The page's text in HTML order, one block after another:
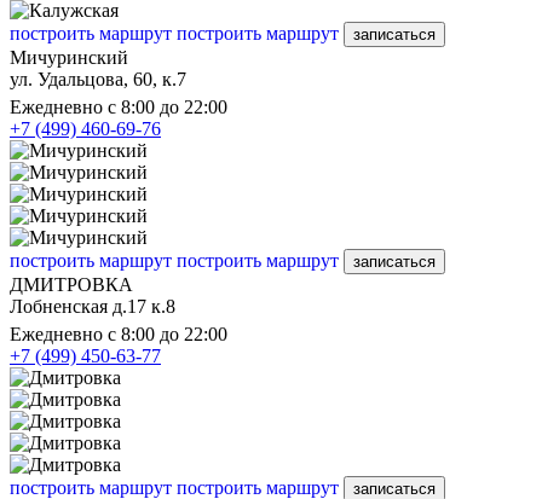
построить маршрут построить маршрут записаться
Мичуринский
ул. Удальцова, 60, к.7
Ежедневно с 8:00 до 22:00
+7 (499) 460-69-76
построить маршрут построить маршрут записаться
ДМИТРОВКА
Лобненская д.17 к.8
Ежедневно с 8:00 до 22:00
+7 (499) 450-63-77
построить маршрут построить маршрут записаться